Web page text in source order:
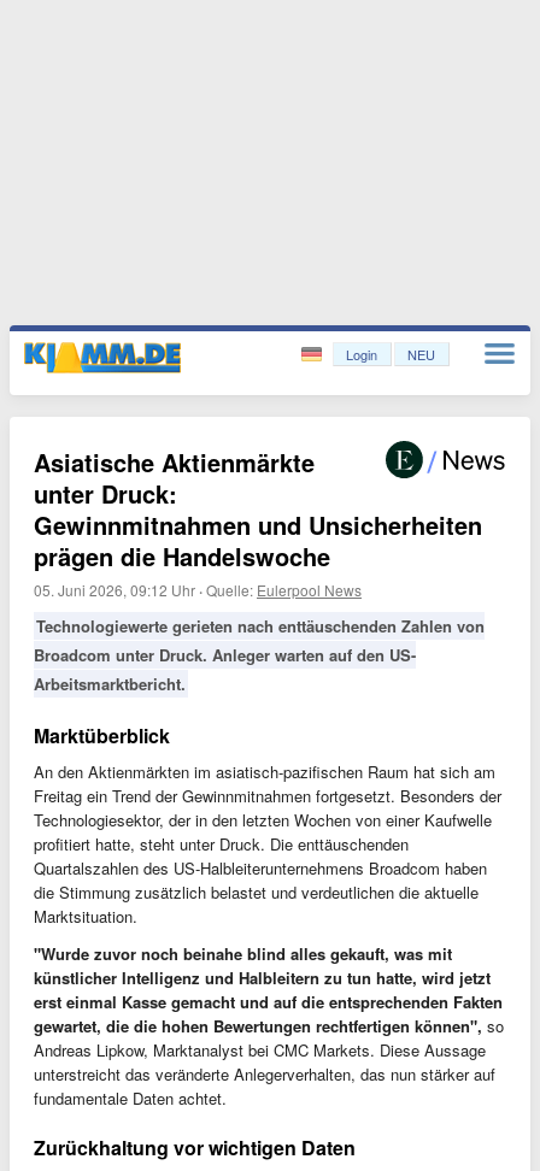
Login NEU
Asiatische Aktienmärkte
unter Druck:
Gewinnmitnahmen und Unsicherheiten
prägen die Handelswoche
05. Juni 2026, 09:12 Uhr ·Quelle: Eulerpool News
Technologiewerte gerieten nach enttäuschenden Zahlen von
Broadcom unter Druck. Anleger warten auf den US-
Arbeitsmarktbericht.
Marktüberblick
An den Aktienmärkten im asiatisch-pazifischen Raum hat sich am
Freitag ein Trend der Gewinnmitnahmen fortgesetzt. Besonders der
Technologiesektor, der in den letzten Wochen von einer Kaufwelle
profitiert hatte, steht unter Druck. Die enttäuschenden
Quartalszahlen des US-Halbleiterunternehmens Broadcom haben
die Stimmung zusätzlich belastet und verdeutlichen die aktuelle
Marktsituation.
"Wurde zuvor noch beinahe blind alles gekauft, was mit
künstlicher Intelligenz und Halbleitern zu tun hatte, wird jetzt
erst einmal Kasse gemacht und auf die entsprechenden Fakten
gewartet, die die hohen Bewertungen rechtfertigen können", so
Andreas Lipkow, Marktanalyst bei CMC Markets. Diese Aussage
unterstreicht das veränderte Anlegerverhalten, das nun stärker auf
fundamentale Daten achtet.
Zurückhaltung vor wichtigen Daten